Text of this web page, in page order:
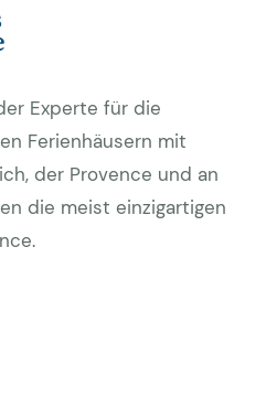
Experte für die
Ferienhäusern mit
der Provence und an
die meist einzigartigen